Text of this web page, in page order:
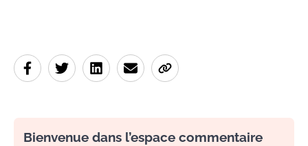
Bienvenue dans l’espace commentaire